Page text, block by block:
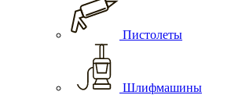
Пистолеты
Шлифмашины